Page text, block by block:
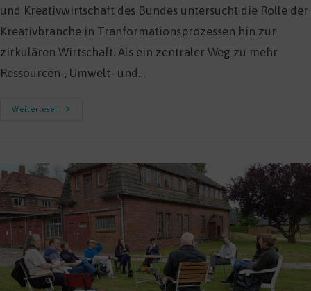
und Kreativwirtschaft des Bundes untersucht die Rolle der
Kreativbranche in Tranformationsprozessen hin zur
zirkulären Wirtschaft. Als ein zentraler Weg zu mehr
Ressourcen-, Umwelt- und…
Weiterlesen
Kreislaufwirtschaft